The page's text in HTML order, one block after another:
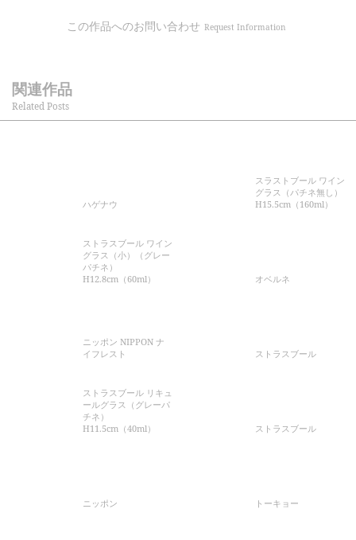
この作品へのお問い合わせ Request Information
関連作品
Related Posts
ハゲナウ
スラストブール ワイン
グラス（パチネ無し）
H15.5cm（160ml）
ストラスブール ワイン
グラス（小）（グレー
パチネ）
H12.8cm（60ml）
オベルネ
ニッポン NIPPON ナ
イフレスト
ストラスブール
ストラスブール リキュ
ールグラス（グレーパ
チネ）
H11.5cm（40ml）
ストラスブール
ニッポン トーキョー